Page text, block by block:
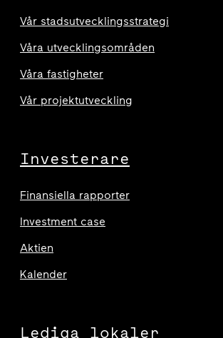
Vår stadsutvecklingsstrategi
Våra utvecklingsområden
Våra fastigheter
Vår projektutveckling
Investerare
Finansiella rapporter
Investment case
Aktien
Kalender
Lediga lokaler